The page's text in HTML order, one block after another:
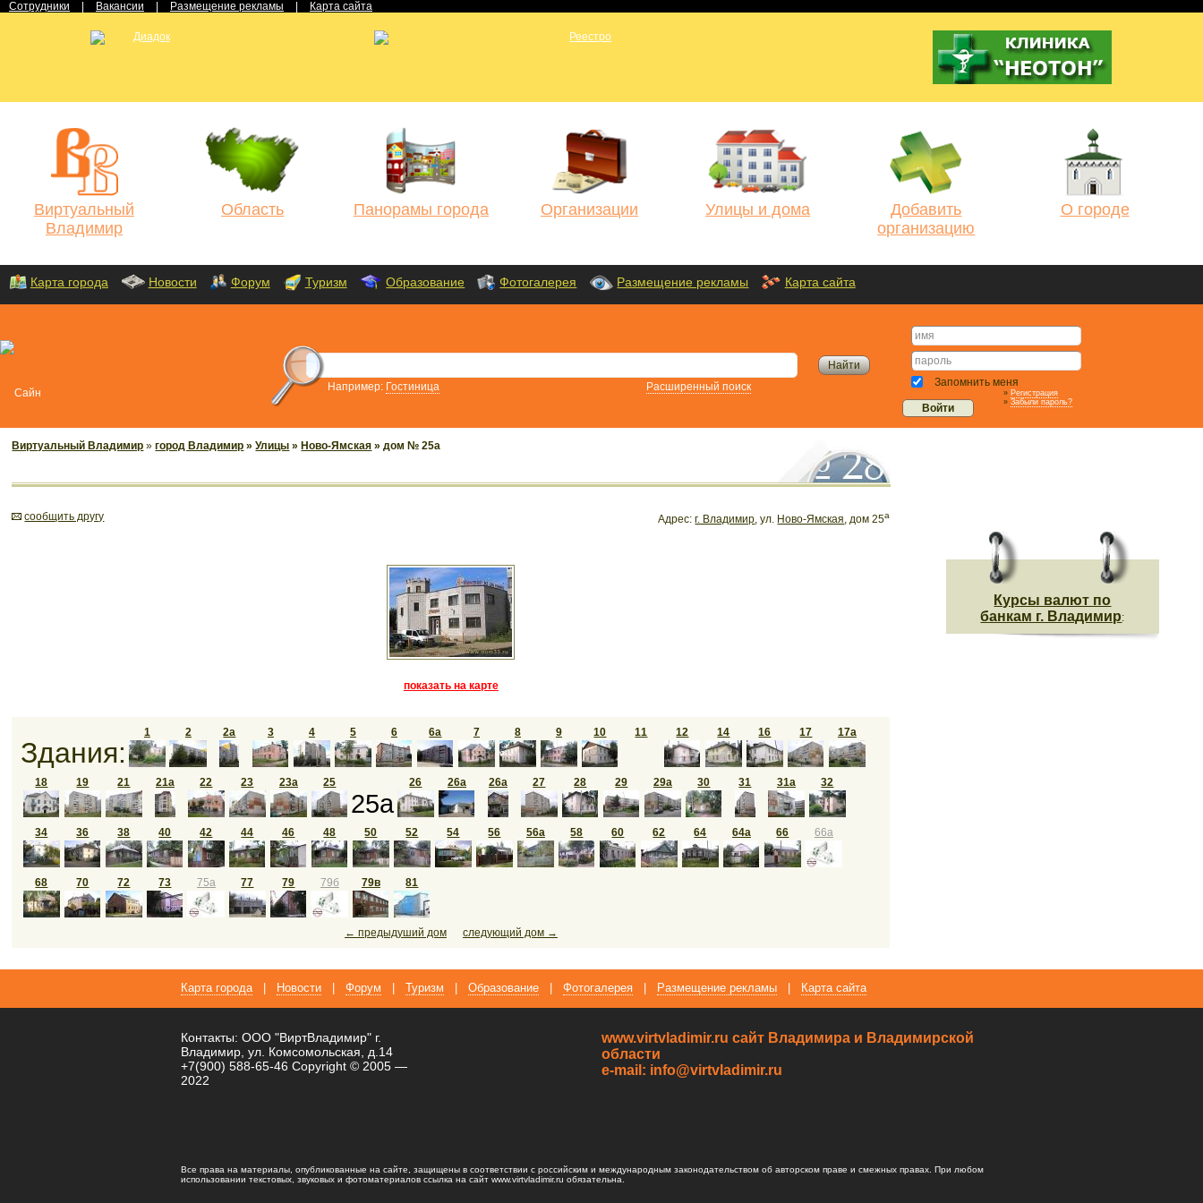
Сотрудники Вакансии Размещение рекламы Карта сайта
Виртуальный
Владимир
Область Панорамы города Организации Улицы и дома
Добавить
организацию
О городе
Карта города Новости Форум Туризм Образование Фотогалерея Размещение рекламы Карта сайта
Например: Гостиница Расширенный поиск Запомнить меня
» Регистрация
» Забыли пароль?
Виртуальный Владимир »город Владимир »Улицы » Ново-Ямская » дом № 25а
cообщить другу Адрес:г. Владимир, ул. Ново-Ямская, дом 25а
показать на карте
Здания:
1 2 2а 3 4 5 6 6а 7 8 9 10 11 12 14 16 17 17а
18 19 21 21а 22 23 23а 25
25а
26 26а 26а 27 28 29 29а 30 31 31а 32
34 36 38 40 42 44 46 48 50 52 54 56 56а 58 60 62 64 64а 66 66а
68 70 72 73 75а 77 79 79б 79в 81
← предыдуший дом следующий дом →
Курсы валют по
банкам г. Владимир:
Карта города Новости Форум Туризм Образование Фотогалерея Размещение рекламы Карта сайта
Контакты: ООО "ВиртВладимир" г.
Владимир, ул. Комсомольская, д.14
+7(900) 588-65-46 Copyright © 2005 —
2022
www.virtvladimir.ru cайт Владимира и Владимирской
области
e-mail: info@virtvladimir.ru
Все права на материалы, опубликованные на сайте, защищены в соответствии с российским и международным законодательством об авторском праве и смежных правах. При любом
использовании текстовых, звуковых и фотоматериалов ссылка на сайт www.virtvladimir.ru обязательна.